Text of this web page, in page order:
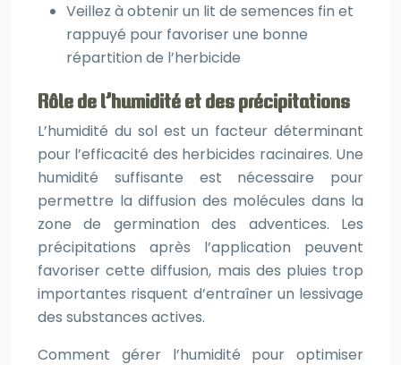
Veillez à obtenir un lit de semences fin et
rappuyé pour favoriser une bonne
répartition de l’herbicide
Rôle de l’humidité et des précipitations
L’humidité du sol est un facteur déterminant
pour l’efficacité des herbicides racinaires. Une
humidité suffisante est nécessaire pour
permettre la diffusion des molécules dans la
zone de germination des adventices. Les
précipitations après l’application peuvent
favoriser cette diffusion, mais des pluies trop
importantes risquent d’entraîner un lessivage
des substances actives.
Comment gérer l’humidité pour optimiser